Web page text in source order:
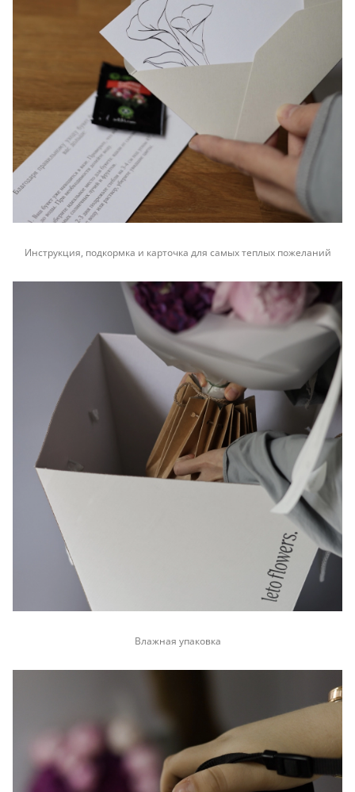
Инструкция, подкормка и карточка для самых теплых пожеланий
Влажная упаковка